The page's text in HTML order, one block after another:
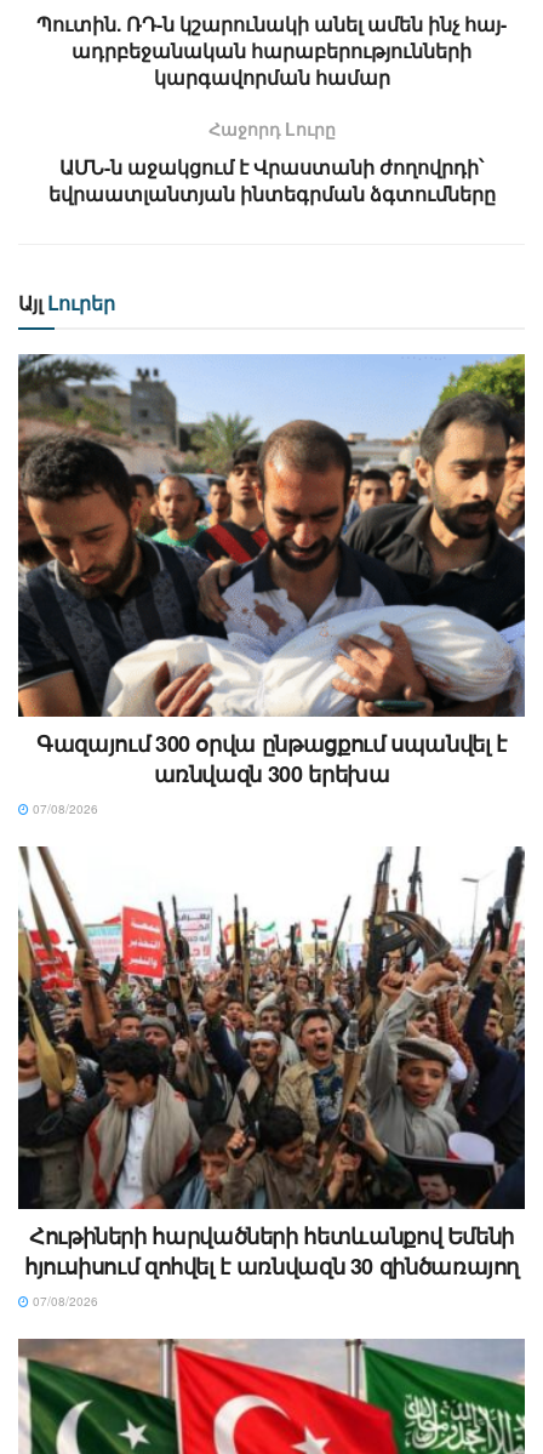
Պուտին. ՌԴ-ն կշարունակի անել ամեն ինչ հայ-
ադրբեջանական հարաբերությունների
կարգավորման համար
Հաջորդ Lուրը
ԱՄՆ-ն աջակցում է Վրաստանի ժողովրդի՝
եվրաատլանտյան ինտեգրման ձգտումները
Այլ Լուրեր
Գազայում 300 օրվա ընթացքում սպանվել է
առնվազն 300 երեխա
07/08/2026
Հութիների հարվածների հետևանքով Եմենի
հյուսիսում զոհվել է առնվազն 30 զինծառայող
07/08/2026